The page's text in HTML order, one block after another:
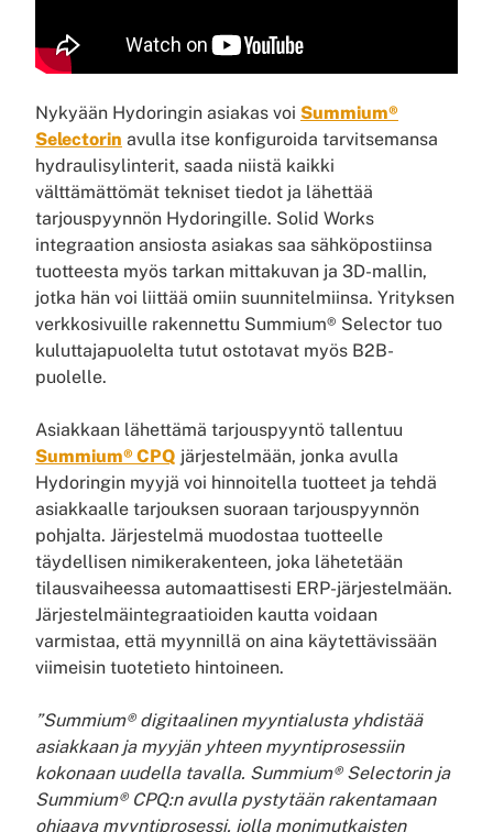
Nykyään Hydoringin asiakas voi Summium®
Selectorin avulla itse konfiguroida tarvitsemansa
hydraulisylinterit, saada niistä kaikki
välttämättömät tekniset tiedot ja lähettää
tarjouspyynnön Hydoringille. Solid Works
integraation ansiosta asiakas saa sähköpostiinsa
tuotteesta myös tarkan mittakuvan ja 3D-mallin,
jotka hän voi liittää omiin suunnitelmiinsa. Yrityksen
verkkosivuille rakennettu Summium® Selector tuo
kuluttajapuolelta tutut ostotavat myös B2B-
puolelle.
Asiakkaan lähettämä tarjouspyyntö tallentuu
Summium® CPQ järjestelmään, jonka avulla
Hydoringin myyjä voi hinnoitella tuotteet ja tehdä
asiakkaalle tarjouksen suoraan tarjouspyynnön
pohjalta. Järjestelmä muodostaa tuotteelle
täydellisen nimikerakenteen, joka lähetetään
tilausvaiheessa automaattisesti ERP-järjestelmään.
Järjestelmäintegraatioiden kautta voidaan
varmistaa, että myynnillä on aina käytettävissään
viimeisin tuotetieto hintoineen.
”Summium® digitaalinen myyntialusta yhdistää
asiakkaan ja myyjän yhteen myyntiprosessiin
kokonaan uudella tavalla. Summium® Selectorin ja
Summium® CPQ:n avulla pystytään rakentamaan
ohjaava myyntiprosessi, jolla monimutkaisten